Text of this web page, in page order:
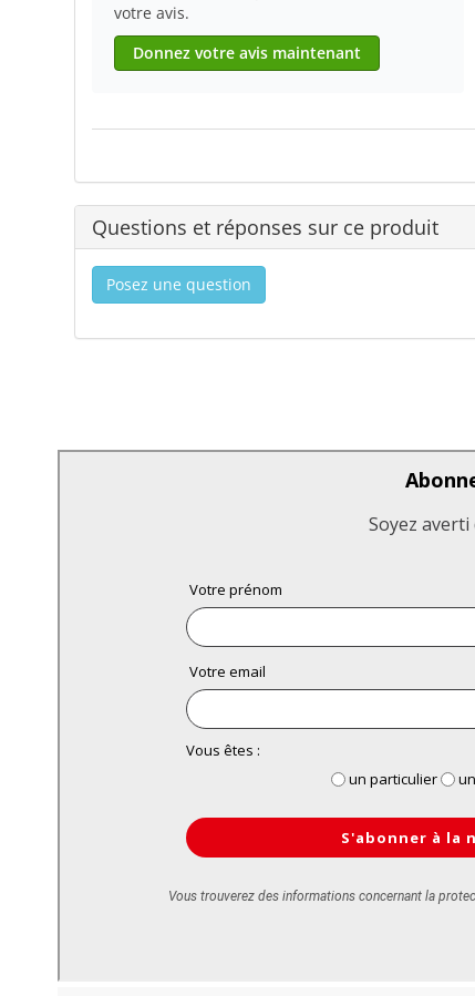
votre avis.
Donnez votre avis maintenant
Questions et réponses sur ce produit
Posez une question